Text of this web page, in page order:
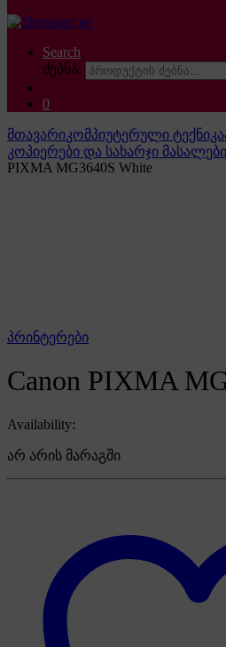
Search
ძებნა:
0
მთავარიკომპიუტერული ტექნიკა
კოპიერები და სახარჯი მასალები
PIXMA MG3640S White
პრინტერები
Canon PIXMA
Availability:
არ არის მარაგში